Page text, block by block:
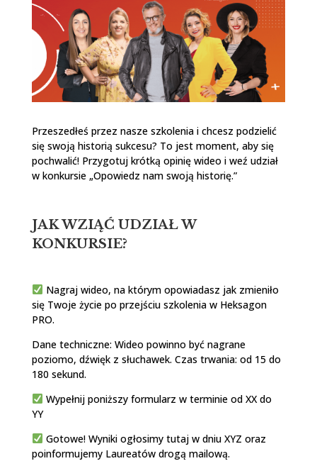
Przeszedłeś przez nasze szkolenia i chcesz podzielić
się swoją historią sukcesu? To jest moment, aby się
pochwalić! Przygotuj krótką opinię wideo i weź udział
w konkursie „Opowiedz nam swoją historię.”
JAK WZIĄĆ UDZIAŁ W
KONKURSIE?
Nagraj wideo, na którym opowiadasz jak zmieniło
się Twoje życie po przejściu szkolenia w Heksagon
PRO.
Dane techniczne: Wideo powinno być nagrane
poziomo, dźwięk z słuchawek. Czas trwania: od 15 do
180 sekund.
Wypełnij poniższy formularz w terminie od XX do
YY
Gotowe! Wyniki ogłosimy tutaj w dniu XYZ oraz
poinformujemy Laureatów drogą mailową.